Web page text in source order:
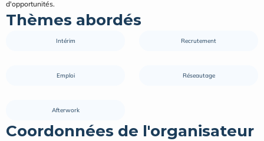
d'opportunités.
Thèmes abordés
Intérim Recrutement
Emploi Réseautage
Afterwork
Coordonnées de l'organisateur